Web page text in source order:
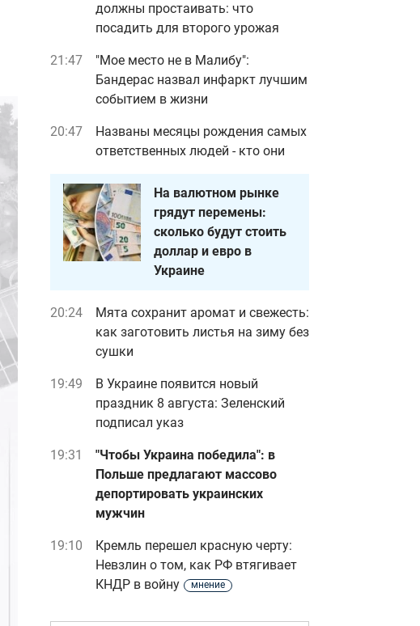
должны простаивать: что
посадить для второго урожая
21:47
"Мое место не в Малибу":
Бандерас назвал инфаркт лучшим
событием в жизни
20:47
Названы месяцы рождения самых
ответственных людей - кто они
На валютном рынке
грядут перемены:
сколько будут стоить
доллар и евро в
Украине
20:24
Мята сохранит аромат и свежесть:
как заготовить листья на зиму без
сушки
19:49
В Украине появится новый
праздник 8 августа: Зеленский
подписал указ
19:31
"Чтобы Украина победила": в
Польше предлагают массово
депортировать украинских
мужчин
19:10
Кремль перешел красную черту:
Невзлин о том, как РФ втягивает
КНДР в войну
мнение